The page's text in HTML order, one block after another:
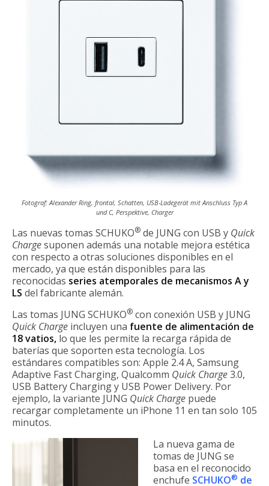
Fotograf: Alexander Ring, frontal, Schatten, USB-Ladegerät mit Anschluss Typ A
und C, Perspektive, Charger
Las nuevas tomas SCHUKO® de JUNG con USB y Quick
Chargesuponen además una notable mejora estética
con respecto a otras soluciones disponibles en el
mercado, ya que están disponibles para las
reconocidas series atemporales de mecanismos A y
LS del fabricante alemán.
Las tomas JUNG SCHUKO® con conexión USB y JUNG
Quick Charge incluyen una fuente de alimentación de
18 vatios, lo que les permite la recarga rápida de
baterías que soporten esta tecnología. Los
estándares compatibles son: Apple 2.4 A, Samsung
Adaptive Fast Charging, Qualcomm Quick Charge3.0,
USB Battery Charging y USB Power Delivery. Por
ejemplo, la variante JUNG Quick Charge puede
recargar completamente un iPhone 11 en tan solo 105
minutos.
La nueva gama de
tomas de JUNG se
basa en el reconocido
enchufe SCHUKO® de